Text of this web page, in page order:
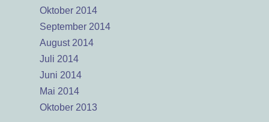
Oktober 2014
September 2014
August 2014
Juli 2014
Juni 2014
Mai 2014
Oktober 2013